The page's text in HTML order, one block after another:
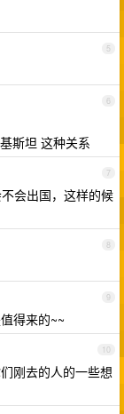
5
6
斯坦 这种关系
7
会出国，这样的候
8
9
得来的~~
10
刚去的人的一些想